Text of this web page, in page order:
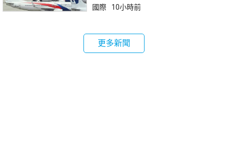
國際 10小時前
更多新聞